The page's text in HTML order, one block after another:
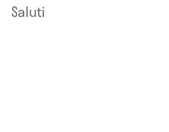
Saluti